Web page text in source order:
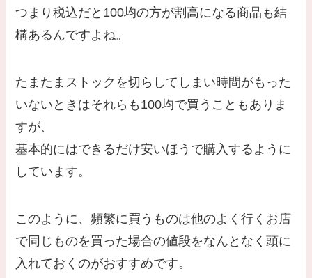
つまり税込だと100均の方が割高になる商品も結
構あるんですよね。
たまたまストックを切らしてしまい時間がもった
いないときはそれらも100均で買うこともありま
すが、
基本的にはできるだけ安いほうで購入するように
しています。
このように、頻繁に買うものは他のよく行くお店
で同じものを買った場合の値段をなんとなく頭に
入れておくのがおすすめです。